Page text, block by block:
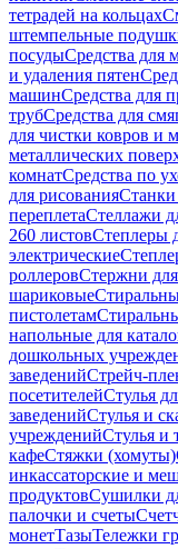
тетрадей на кольцах
штемпельные
посудыСредства для
и удаления пятен
машинСредства для
трубСредства для
для чистки ковров и
металлических
комнатСредства по
для рисованияСтанки
переплетаСтеллажи
260 листовСтеплеры
электрические
роллеровСтержни
шариковые
пистолетам
напольные для
дошкольных
заведенийСтрейч-
посетителейСтулья
заведенийСтулья и
учрежденийСтулья и
кафеСтяжки (хомуты)
инкассаторские и
продуктовСушилки
палочки и счеты
монетТазыТележки